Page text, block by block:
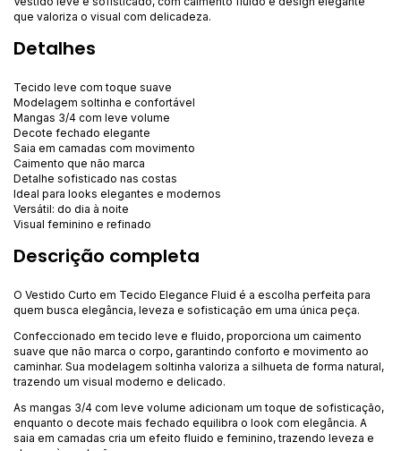
que valoriza o visual com delicadeza.
Detalhes
Tecido leve com toque suave
Modelagem soltinha e confortável
Mangas 3/4 com leve volume
Decote fechado elegante
Saia em camadas com movimento
Caimento que não marca
Detalhe sofisticado nas costas
Ideal para looks elegantes e modernos
Versátil: do dia à noite
Visual feminino e refinado
Descrição completa
O Vestido Curto em Tecido Elegance Fluid é a escolha perfeita para
quem busca elegância, leveza e sofisticação em uma única peça.
Confeccionado em tecido leve e fluido, proporciona um caimento
suave que não marca o corpo, garantindo conforto e movimento ao
caminhar. Sua modelagem soltinha valoriza a silhueta de forma natural,
trazendo um visual moderno e delicado.
As mangas 3/4 com leve volume adicionam um toque de sofisticação,
enquanto o decote mais fechado equilibra o look com elegância. A
saia em camadas cria um efeito fluido e feminino, trazendo leveza e